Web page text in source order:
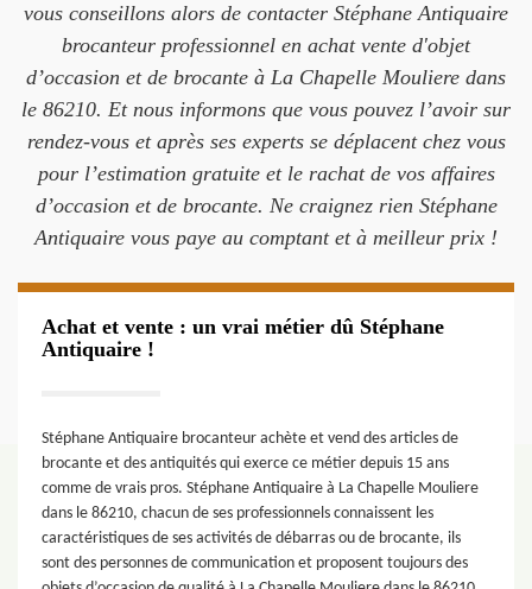
vous conseillons alors de contacter Stéphane Antiquaire
brocanteur professionnel en achat vente d'objet
d’occasion et de brocante à La Chapelle Mouliere dans
le 86210. Et nous informons que vous pouvez l’avoir sur
rendez-vous et après ses experts se déplacent chez vous
pour l’estimation gratuite et le rachat de vos affaires
d’occasion et de brocante. Ne craignez rien Stéphane
Antiquaire vous paye au comptant et à meilleur prix !
Achat et vente : un vrai métier dû Stéphane
Antiquaire !
Stéphane Antiquaire brocanteur achète et vend des articles de
brocante et des antiquités qui exerce ce métier depuis 15 ans
comme de vrais pros. Stéphane Antiquaire à La Chapelle Mouliere
dans le 86210, chacun de ses professionnels connaissent les
caractéristiques de ses activités de débarras ou de brocante, ils
sont des personnes de communication et proposent toujours des